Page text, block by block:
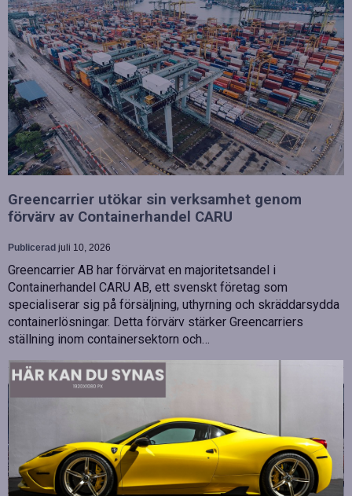
Greencarrier utökar sin verksamhet genom
förvärv av Containerhandel CARU
Publicerad juli 10, 2026
Greencarrier AB har förvärvat en majoritetsandel i
Containerhandel CARU AB, ett svenskt företag som
specialiserar sig på försäljning, uthyrning och skräddarsydda
containerlösningar. Detta förvärv stärker Greencarriers
ställning inom containersektorn och…